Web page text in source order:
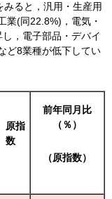
ると，汎用・生産用
業(同22.8%)，電気・
，電子部品・デバイ
ど8業種が低下してい
原指
数
前年同月比
（％）
（原指数）